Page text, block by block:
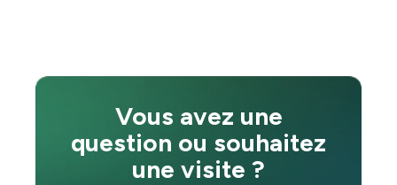
Vous avez une
question ou souhaitez
une visite ?